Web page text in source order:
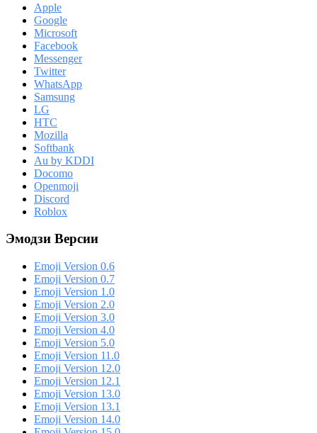
Apple
Google
Microsoft
Facebook
Messenger
Twitter
WhatsApp
Samsung
LG
HTC
Mozilla
Softbank
Au by KDDI
Docomo
Openmoji
Discord
Roblox
Эмодзи Версии
Emoji Version 0.6
Emoji Version 0.7
Emoji Version 1.0
Emoji Version 2.0
Emoji Version 3.0
Emoji Version 4.0
Emoji Version 5.0
Emoji Version 11.0
Emoji Version 12.0
Emoji Version 12.1
Emoji Version 13.0
Emoji Version 13.1
Emoji Version 14.0